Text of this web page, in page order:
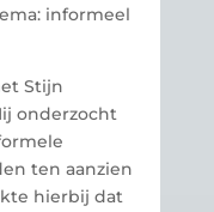
informeel
Stijn
onderzocht
ten aanzien
hierbij dat